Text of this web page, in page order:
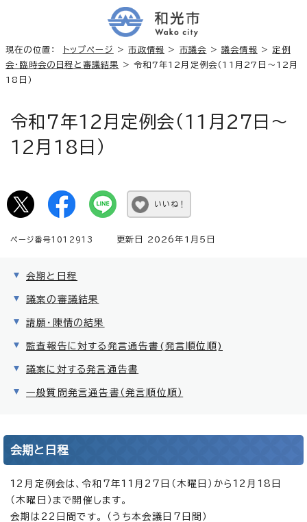
現在の位置： トップページ >市政情報 > 市議会 >議会情報 > 定例
会・臨時会の日程と審議結果
> 令和7年12月定例会（11月27日～12月
18日）
令和7年12月定例会（11月27日～
12月18日）
いいね！
ページ番号1012913 更新日 2026年1月5日
会期と日程
議案の審議結果
請願・陳情の結果
監査報告に対する発言通告書(発言順位順)
議案に対する発言通告書
一般質問発言通告書（発言順位順）
会期と日程
12月定例会は、令和7年11月27日（木曜日）から12月18日
（木曜日）まで開催します。
会期は22日間です。 （うち本会議日7日間）